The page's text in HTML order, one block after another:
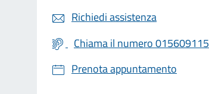
Richiedi assistenza
Chiama il numero 015609115
Prenota appuntamento